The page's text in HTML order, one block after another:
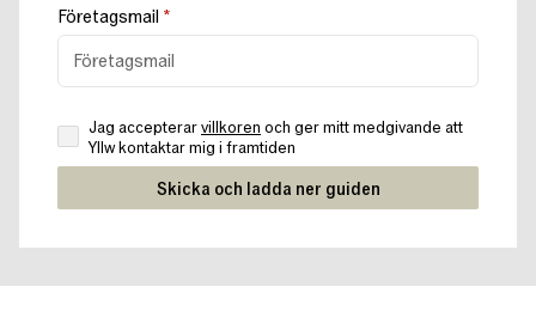
Företagsmail *
Jag accepterar villkoren och ger mitt medgivande att
Yllw kontaktar mig i framtiden